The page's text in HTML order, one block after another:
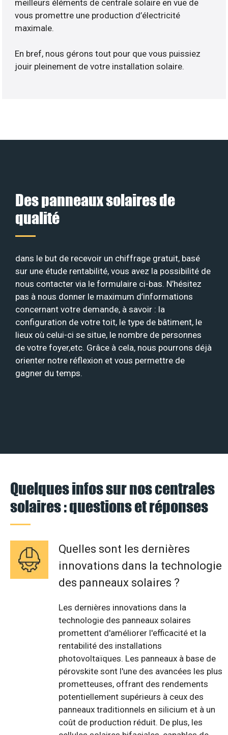
meilleurs éléments de centrale solaire en vue de
vous promettre une production d’électricité
maximale.
En bref, nous gérons tout pour que vous puissiez
jouir pleinement de votre installation solaire.
Des panneaux solaires de
qualité
dans le but de recevoir un chiffrage gratuit, basé
sur une étude rentabilité, vous avez la possibilité de
nous contacter via le formulaire ci-bas. N’hésitez
pas à nous donner le maximum d’informations
concernant votre demande, à savoir : la
configuration de votre toit, le type de bâtiment, le
lieux où celui-ci se situe, le nombre de personnes
de votre foyer,etc. Grâce à cela, nous pourrons déjà
orienter notre réflexion et vous permettre de
gagner du temps.
Quelques infos sur nos centrales
solaires : questions et réponses
Quelles sont les dernières
innovations dans la technologie
des panneaux solaires ?
Les dernières innovations dans la
technologie des panneaux solaires
promettent d'améliorer l'efficacité et la
rentabilité des installations
photovoltaïques. Les panneaux à base de
pérovskite sont l'une des avancées les plus
prometteuses, offrant des rendements
potentiellement supérieurs à ceux des
panneaux traditionnels en silicium et à un
coût de production réduit. De plus, les